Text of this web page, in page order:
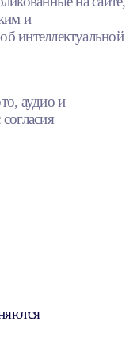
и
интеллектуальной
аудио и